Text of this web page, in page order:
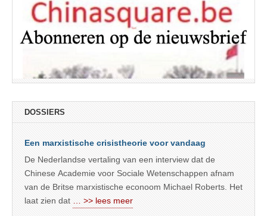
DOSSIERS
Een marxistische crisistheorie voor vandaag
De Nederlandse vertaling van een interview dat de
Chinese Academie voor Sociale Wetenschappen afnam
van de Britse marxistische econoom Michael Roberts. Het
laat zien dat
… >> lees meer